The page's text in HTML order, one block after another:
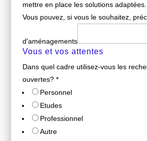
mettre en place les solutions adaptées.
Vous pouvez, si vous le souhaitez,
d'aménagements
Vous et vos attentes
Dans quel cadre utilisez-vous les
ouvertes? *
Personnel
Etudes
Professionnel
Autre